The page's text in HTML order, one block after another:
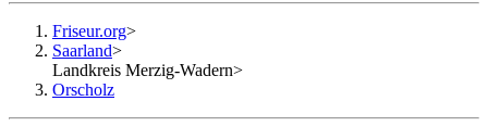
Friseur.org>
Saarland>
Landkreis Merzig-Wadern>
Orscholz